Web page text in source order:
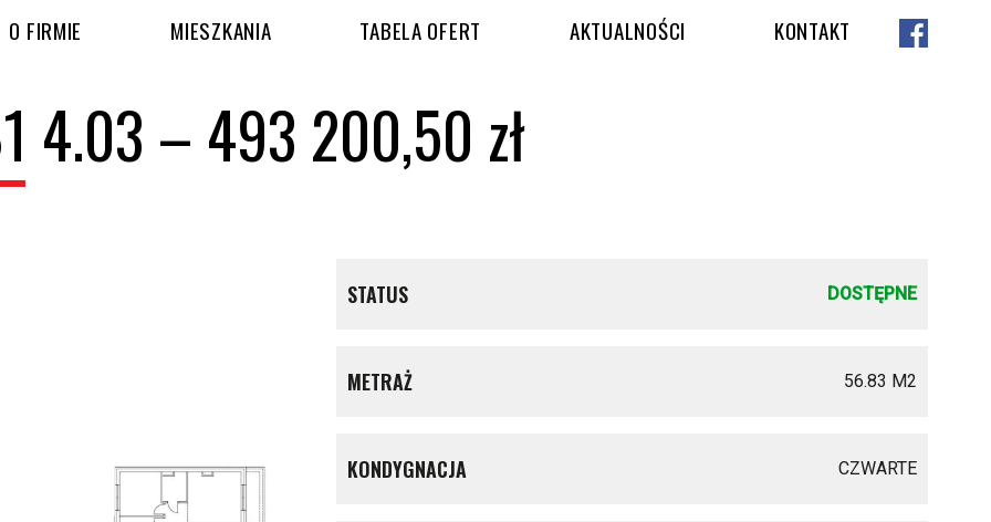
O FIRMIE MIESZKANIA TABELA OFERT AKTUALNOŚCI KONTAKT
4.03 – 493 200,50 zł
STATUS DOSTĘPNE
METRAŻ 56.83 M2
KONDYGNACJA CZWARTE